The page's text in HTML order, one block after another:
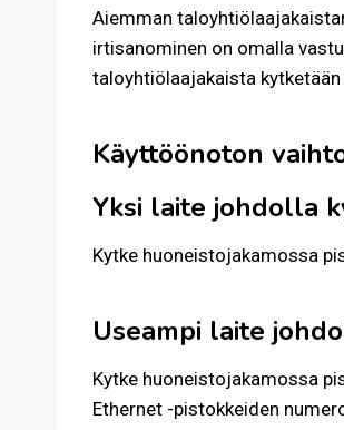
Aiemman
irtisanominen on omalla
taloyhtiölaajakaista
Käyttöönoton
Yksi laite johdolla
Kytke huoneistojakamossa
Useampi laite
Kytke huoneistojakamossa
Ethernet -pistokkeiden